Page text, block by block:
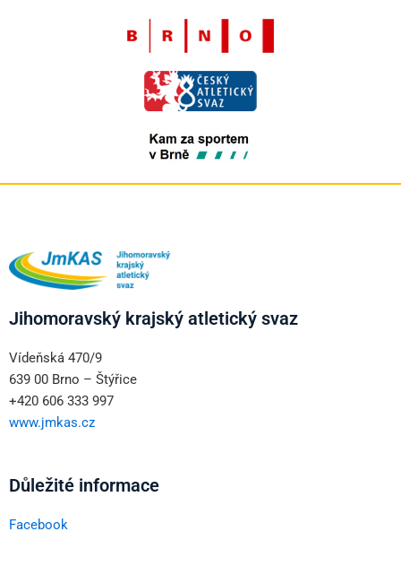
Jihomoravský krajský atletický svaz
Vídeňská 470/9
639 00 Brno – Štýřice
+420 606 333 997
www.jmkas.cz
Důležité informace
Facebook